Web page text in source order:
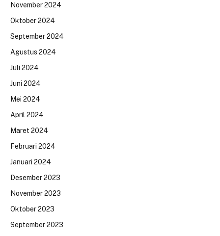
November 2024
Oktober 2024
September 2024
Agustus 2024
Juli 2024
Juni 2024
Mei 2024
April 2024
Maret 2024
Februari 2024
Januari 2024
Desember 2023
November 2023
Oktober 2023
September 2023